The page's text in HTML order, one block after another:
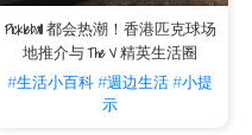
蹟（如虎豹别墅），
最方便？
Bay 2，从这里出发，步行至充满文化
为法定古蹟的「马场先难友纪念碑」
Pickleball 都会热潮！香港匹克球场
地推介与 The V 精英生活圈
#生活小百科#週边生活#小提
示